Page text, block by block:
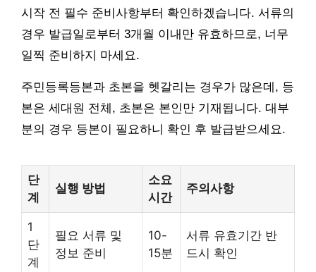
시작 전 필수 준비사항부터 확인하겠습니다. 서류의
경우 발급일로부터 3개월 이내만 유효하므로, 너무
일찍 준비하지 마세요.
주민등록등본과 초본을 헷갈리는 경우가 많은데, 등
본은 세대원 전체, 초본은 본인만 기재됩니다. 대부
분의 경우 등본이 필요하니 확인 후 발급받으세요.
단
계
실행 방법
소요
시간
주의사항
1
단
계
필요 서류 및
정보 준비
10-
15분
서류 유효기간 반
드시 확인